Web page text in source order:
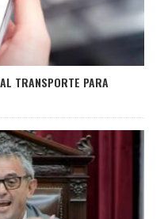
TRANSPORTE PARA